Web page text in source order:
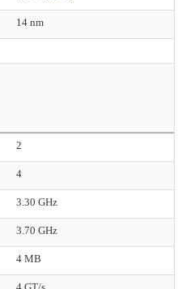
14 nm
2
4
3.30 GHz
3.70 GHz
4 MB